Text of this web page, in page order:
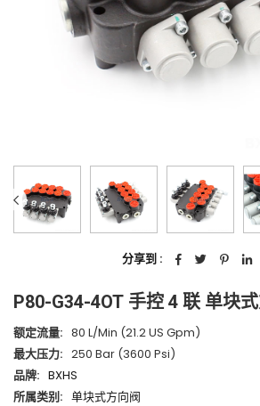
分享到 :
P80-G34-4OT 手控 4 联 单块
额定流量: 80 L/min (21.2 US Gpm)
最大压力: 250 Bar (3600 Psi)
品牌: BXHS
所属类别: 单块式方向阀